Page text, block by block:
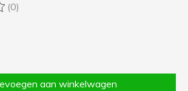
dit product is
(0)
aan winkelwagen